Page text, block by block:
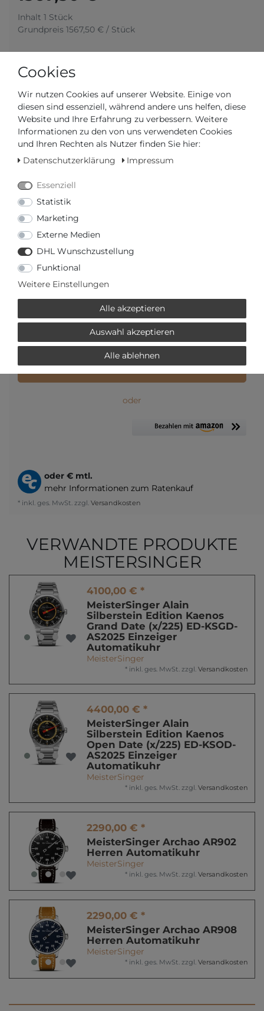
Inhalt 1 Stück
Grundpreis 1567,50 € / Stück
SCHNELLE LIEFERZEIT
Ihr Preis bei
1520,47 € *
Frage zum Artikel Preisanfrage
IN DEN WARENKORB
oder
oder € mtl.
mehr Informationen zum Ratenkauf
* inkl. ges. MwSt. zzgl. Versandkosten
VERWANDTE PRODUKTE
MEISTERSINGER
4100,00 € *
MeisterSinger Alain
Silberstein Edition Kaenos
Grand Date (x/225) ED-KSGD-
AS2025 Einzeiger
Automatikuhr
MeisterSinger
* inkl. ges. MwSt. zzgl. Versandkosten
4400,00 € *
MeisterSinger Alain
Silberstein Edition Kaenos
Open Date (x/225) ED-KSOD-
AS2025 Einzeiger
Automatikuhr
MeisterSinger
* inkl. ges. MwSt. zzgl. Versandkosten
2290,00 € *
MeisterSinger Archao AR902
Herren Automatikuhr
MeisterSinger
* inkl. ges. MwSt. zzgl. Versandkosten
2290,00 € *
MeisterSinger Archao AR908
Herren Automatikuhr
MeisterSinger
* inkl. ges. MwSt. zzgl. Versandkosten
Cookies
Wir nutzen Cookies auf unserer Website. Einige von
diesen sind essenziell, während andere uns helfen, diese
Website und Ihre Erfahrung zu verbessern. Weitere
Informationen zu den von uns verwendeten Cookies
und Ihren Rechten als Nutzer finden Sie hier:
Datenschutzerklärung
Impressum
Essenziell
Statistik
Marketing
Externe Medien
DHL Wunschzustellung
Funktional
Weitere Einstellungen
Alle akzeptieren
Auswahl akzeptieren
Alle ablehnen